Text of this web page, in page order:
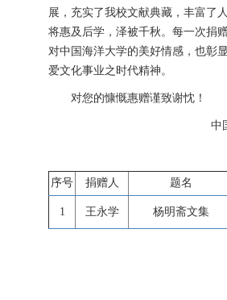
展，充实了我校文献典藏，丰富了
将惠及后学，泽被千秋。每一次捐
对中国海洋大学的美好情感，也彰
爱文化事业之时代精神。
对您的慷慨惠赠谨致谢忱！
中
序号 捐赠人 题名
1 王永学 杨明斋文集